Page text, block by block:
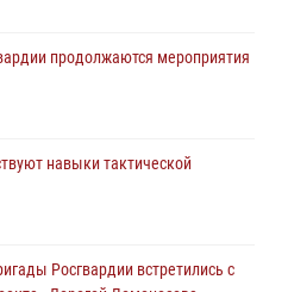
продолжаются мероприятия
навыки тактической
Росгвардии встретились с